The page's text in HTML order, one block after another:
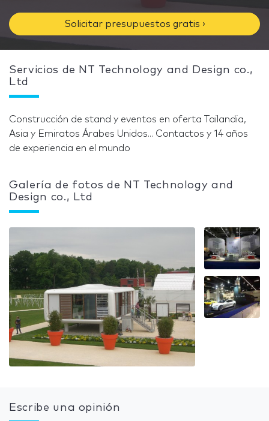
Solicitar presupuestos gratis ›
Servicios de NT Technology and Design co.,
Ltd
Construcción de stand y eventos en oferta Tailandia,
Asia y Emiratos Árabes Unidos... Contactos y 14 años
de experiencia en el mundo
Galería de fotos de NT Technology and
Design co., Ltd
Escribe una opinión